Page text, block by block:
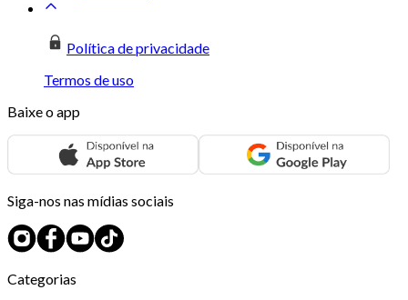
Política de privacidade
Termos de uso
Baixe o app
Siga-nos nas mídias sociais
Categorias